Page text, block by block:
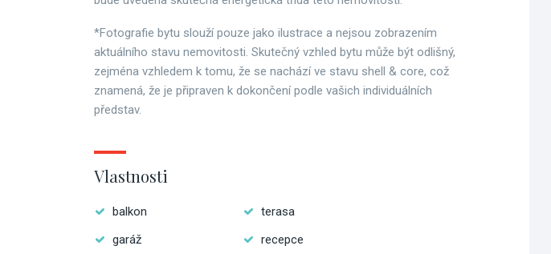
*Fotografie bytu slouží pouze jako ilustrace a nejsou zobrazením
aktuálního stavu nemovitosti. Skutečný vzhled bytu může být odlišný,
zejména vzhledem k tomu, že se nachází ve stavu shell & core, což
znamená, že je připraven k dokončení podle vašich individuálních
představ.
Vlastnosti
balkon
terasa
garáž
recepce